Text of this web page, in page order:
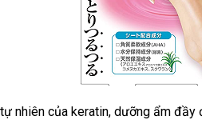
nhiên của keratin, dưỡng ẩm